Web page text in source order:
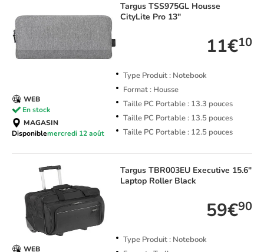
Targus TSS975GL Housse
CityLite Pro 13"
11€10
Type Produit : Notebook
Format : Housse
Taille PC Portable : 13.3 pouces
Taille PC Portable : 13.5 pouces
Taille PC Portable : 12.5 pouces
WEB
En stock
MAGASIN
Disponiblemercredi 12 août
Targus TBR003EU Executive 15.6"
Laptop Roller Black
59€90
Type Produit : Notebook
WEB